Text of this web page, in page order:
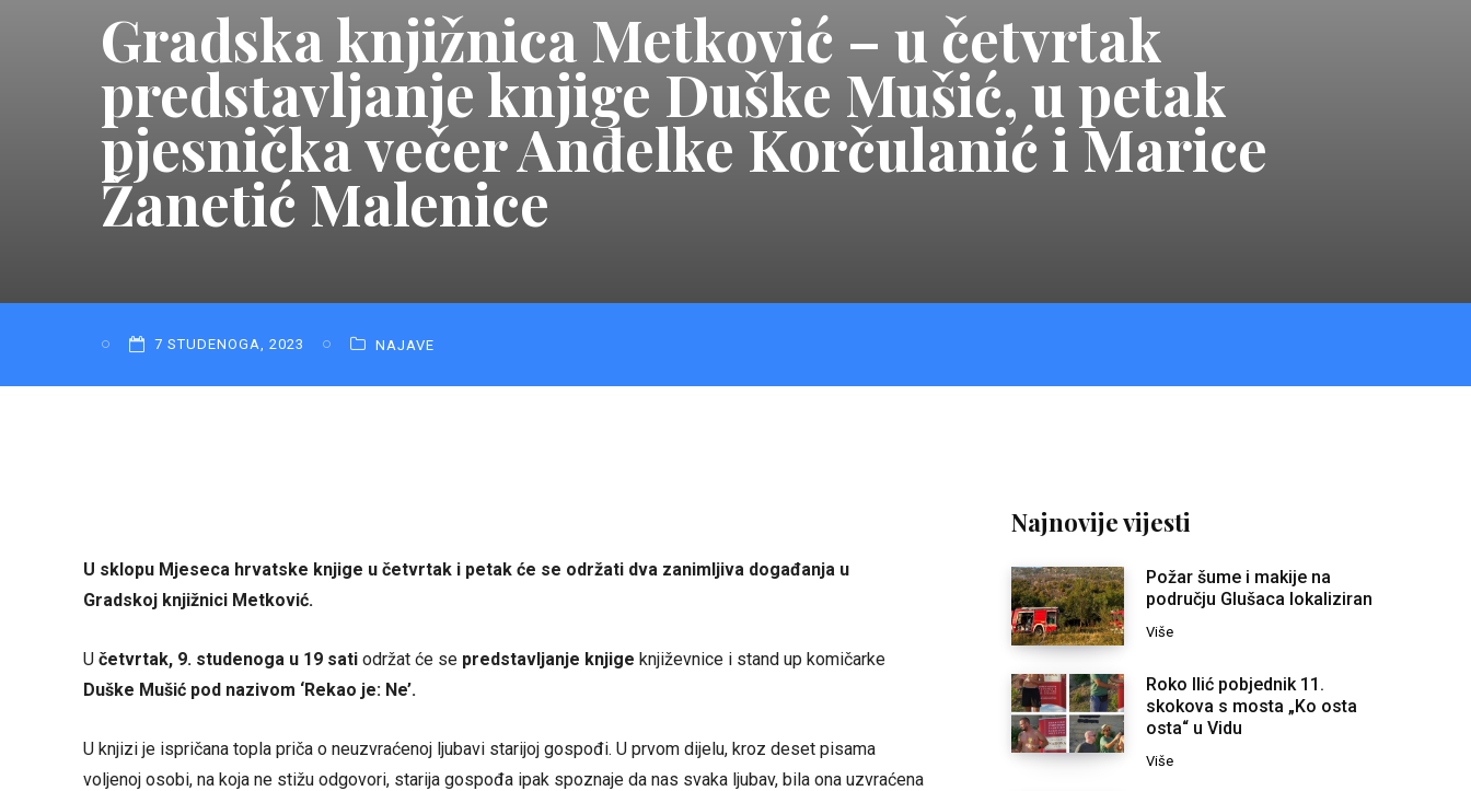
Gradska knjižnica Metković – u četvrtak
predstavljanje knjige Duške Mušić, u petak
pjesnička večer Anđelke Korčulanić i Marice
Žanetić Malenice
7 STUDENOGA, 2023 NAJAVE
U sklopu Mjeseca hrvatske knjige u četvrtak i petak će se održati dva zanimljiva događanja u
Gradskoj knjižnici Metković.
U četvrtak, 9. studenoga u 19 sati održat će se predstavljanje knjige književnice i stand up komičarke
Duške Mušić pod nazivom ‘Rekao je: Ne’.
U knjizi je ispričana topla priča o neuzvraćenoj ljubavi starijoj gospođi. U prvom dijelu, kroz deset pisama
voljenoj osobi, na koja ne stižu odgovori, starija gospođa ipak spoznaje da nas svaka ljubav, bila ona uzvraćena
Najnovije vijesti
Požar šume i makije na
području Glušaca lokaliziran
Više
Roko Ilić pobjednik 11.
skokova s mosta „Ko osta
osta“ u Vidu
Više